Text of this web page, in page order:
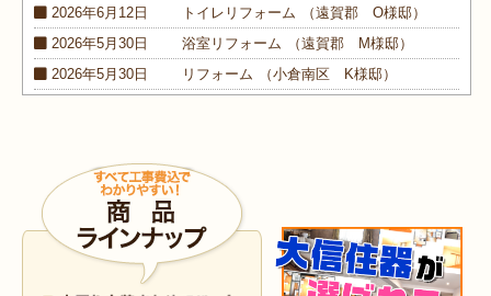
2026年6月12日
トイレ リフォーム
（遠賀郡 O様邸）
2026年5月30日
浴室 リフォーム
（遠賀郡 M様邸）
2026年5月30日
リフォーム
（小倉南区 K様邸）
2026年4月6日
リフォーム
2026年4月6日
リフォーム
2026年3月25日
内装リフォーム （小倉北区 I様邸）
2026年3月12日
リフォーム （小倉北区 S様邸）